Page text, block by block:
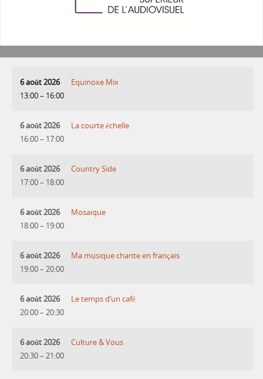
6 août 2026
13:00– 16:00
Equinoxe Mix
6 août 2026
16:00– 17:00
La courte échelle
6 août 2026
17:00– 18:00
Country Side
6 août 2026
18:00– 19:00
Mosaique
6 août 2026
19:00– 20:00
Ma musique chante en français
6 août 2026
20:00– 20:30
Le temps d’un café
6 août 2026
20:30– 21:00
Culture & Vous